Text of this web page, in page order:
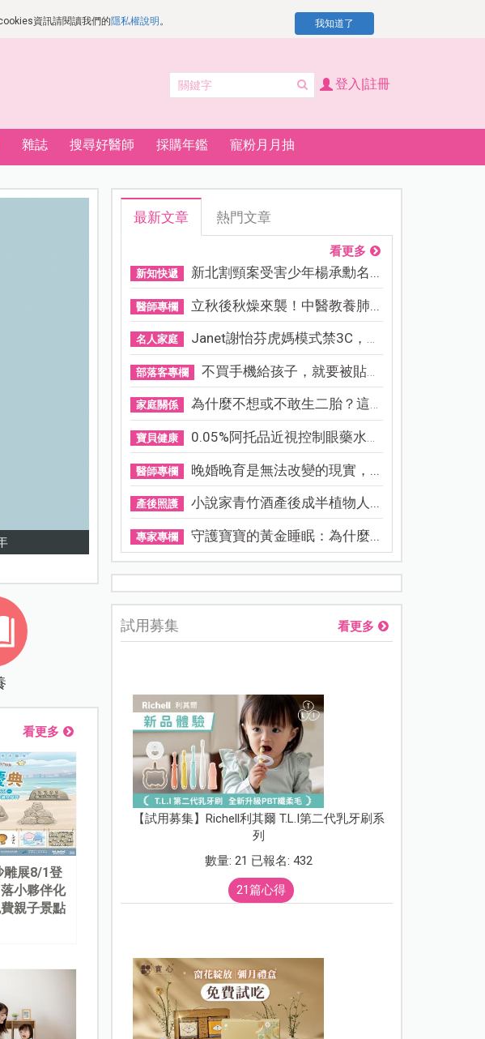
資訊請閱讀我們的隱私權說明 。 我知道了
登入|註冊
雜誌 搜尋好醫師 採購年鑑 寵粉月月抽
謝沛恩︱挺孕肚甜喊「想生五個」！孕期照樣睡地板，甜曝老公
看更多
雕展8/1登
小夥伴化
親子景點
最新文章 熱門文章
看更多
新知快遞 新北割頸案受害少年楊承勳名...
醫師專欄 立秋後秋燥來襲！中醫教養肺...
名人家庭 Janet謝怡芬虎媽模式禁3C，看...
部落客專欄 不買手機給孩子，就要被貼「...
家庭關係 為什麼不想或不敢生二胎？這8...
寶貝健康 0.05%阿托品近視控制眼藥水納...
醫師專欄 晚婚晚育是無法改變的現實，...
產後照護 小說家青竹酒產後成半植物人...
專家專欄 守護寶寶的黃金睡眠：為什麼...
試用募集 看更多
【試用募集】Richell利其爾 T.L.I第二代乳牙刷系
列
數量: 21 已報名: 432
21篇心得